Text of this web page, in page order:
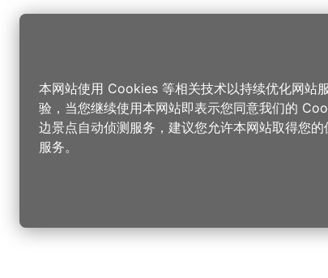
本网站使用 Cookies 等相关技术以持续优化网站
验，当您继续使用本网站即表示您同意我们的
边景点自动侦测服务，建议您允许本网站取得您
服务。